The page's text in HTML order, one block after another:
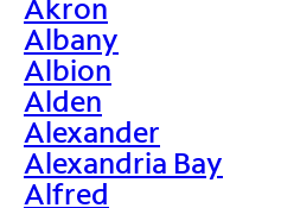
Akron
Albany
Albion
Alden
Alexander
Alexandria Bay
Alfred